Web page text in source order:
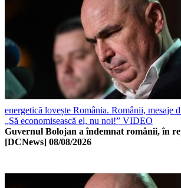
energetică lovește România. Românii, mesaje
„Să economisească el, nu noi!” VIDEO
Guvernul Bolojan a îndemnat românii, în
[DCNews] 08/08/2026